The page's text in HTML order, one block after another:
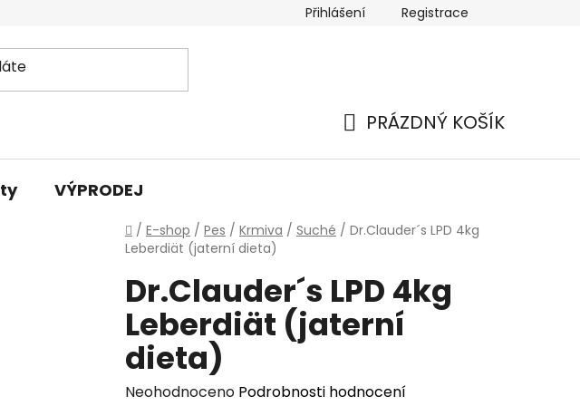
Přihlášení Registrace
PRÁZDNÝ KOŠÍK
VÝPRODEJ
Domů
/ E-shop / Pes / Krmiva / Suché / Dr.Clauder´s LPD 4kg
Leberdiät (jaterní dieta)
Dr.Clauder´s LPD 4kg
Leberdiät (jaterní
dieta)
Průměrné
Neohodnoceno Podrobnosti hodnocení